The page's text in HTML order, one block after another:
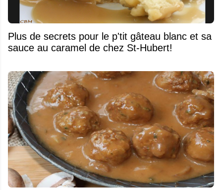
Plus de secrets pour le p'tit gâteau blanc et sa
sauce au caramel de chez St-Hubert!